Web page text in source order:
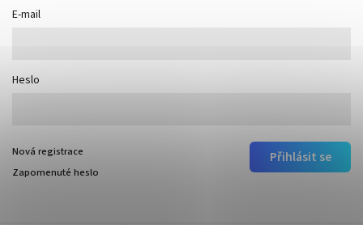
E-mail
Heslo
Přihlásit se
Nová registrace
Zapomenuté heslo